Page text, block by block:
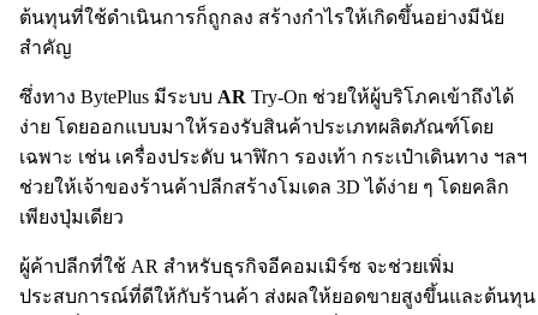
ต้นทุนที่ใช้ดำเนินการก็ถูกลง สร้างกำไรให้เกิดขึ้นอย่างมีนัย
สำคัญ
ซึ่งทาง BytePlus มีระบบ AR Try-On ช่วยให้ผู้บริโภคเข้าถึงได้
ง่าย โดยออกแบบมาให้รองรับสินค้าประเภทผลิตภัณฑ์โดย
เฉพาะ เช่น เครื่องประดับ นาฬิกา รองเท้า กระเป๋าเดินทาง ฯลฯ
ช่วยให้เจ้าของร้านค้าปลีกสร้างโมเดล 3D ได้ง่าย ๆ โดยคลิก
เพียงปุ่มเดียว
ผู้ค้าปลีกที่ใช้ AR สำหรับธุรกิจอีคอมเมิร์ซ จะช่วยเพิ่ม
ประสบการณ์ที่ดีให้กับร้านค้า ส่งผลให้ยอดขายสูงขึ้นและต้นทุน